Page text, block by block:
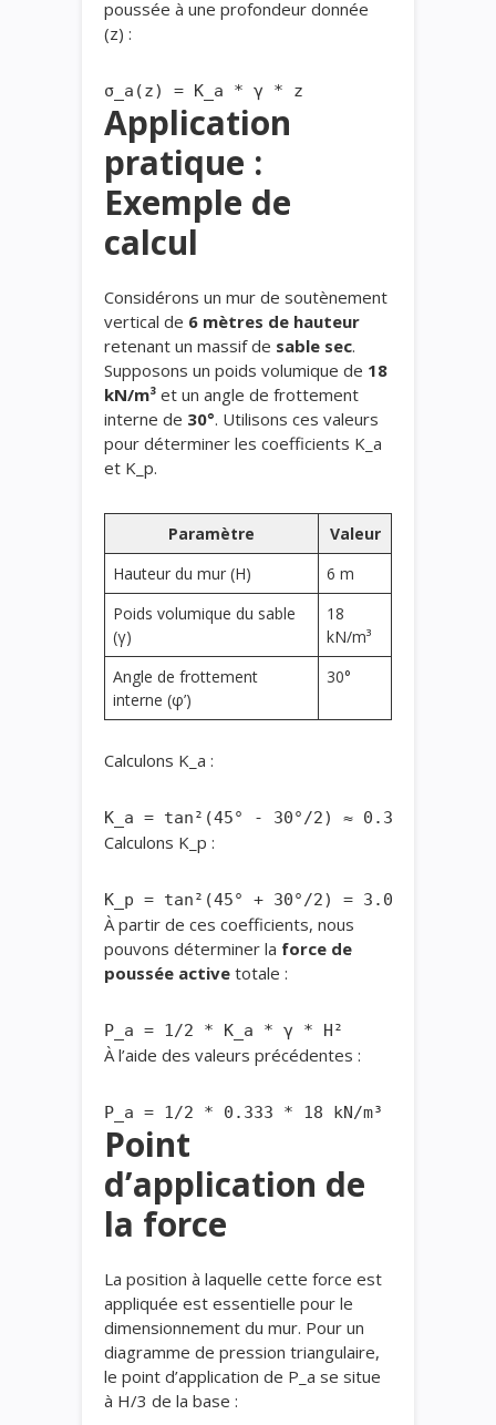
poussée à une profondeur donnée
(z) :
Application
pratique :
Exemple de
calcul
Considérons un mur de soutènement
vertical de 6 mètres de hauteur
retenant un massif de sable sec.
Supposons un poids volumique de 18
kN/m³ et un angle de frottement
interne de 30°. Utilisons ces valeurs
pour déterminer les coefficients K_a
et K_p.
Paramètre
Valeur
Hauteur du mur (H)
6 m
Poids volumique du sable
(γ)
18
kN/m³
Angle de frottement
interne (φ’)
30°
Calculons K_a :
Calculons K_p :
À partir de ces coefficients, nous
pouvons déterminer la force de
poussée active totale :
À l’aide des valeurs précédentes :
Point
d’application de
la force
La position à laquelle cette force est
appliquée est essentielle pour le
dimensionnement du mur. Pour un
diagramme de pression triangulaire,
le point d’application de P_a se situe
à H/3 de la base :